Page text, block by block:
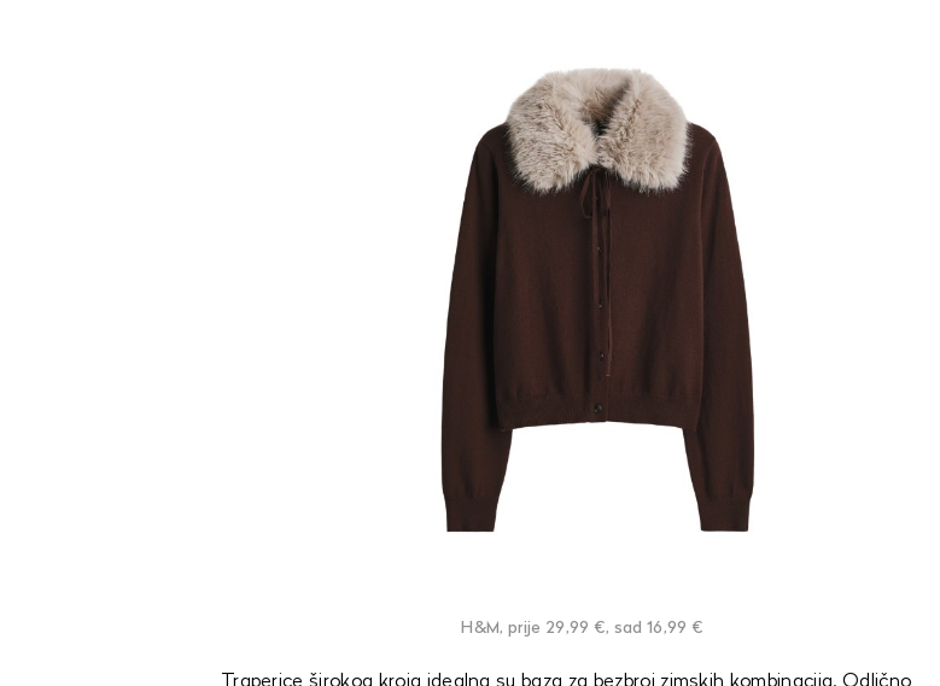
H&M, prije 29,99 €, sad 16,99 €
Traperice širokog kroja idealna su baza za bezbroj zimskih kombinacija. Odlično